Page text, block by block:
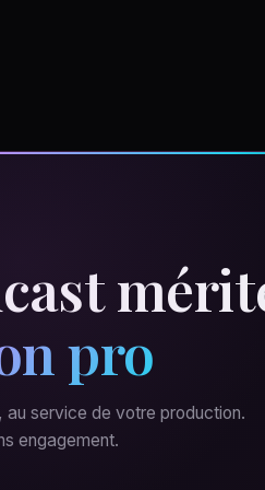
pro
service de votre production.
engagement.